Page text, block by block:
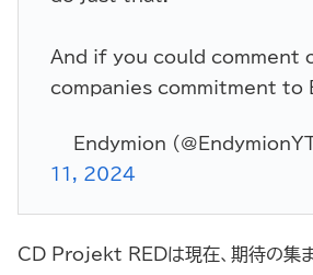
And if you could comment
companies commitment to
— Endymion
11, 2024
CD Projekt REDは現在、期待の集ま